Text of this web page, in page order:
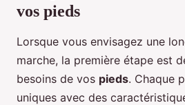
vos pieds
Lorsque vous envisagez une
marche, la première étape est
besoins de vos pieds. Chaque
uniques avec des